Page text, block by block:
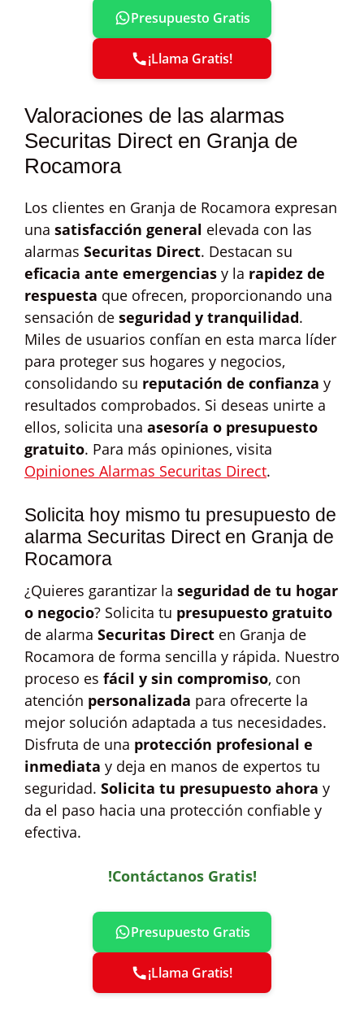
Presupuesto Gratis
¡Llama Gratis!
Valoraciones de las alarmas
Securitas Direct en Granja de
Rocamora
Los clientes en Granja de Rocamora expresan
una satisfacción general elevada con las
alarmas Securitas Direct. Destacan su
eficacia ante emergencias y la rapidez de
respuesta que ofrecen, proporcionando una
sensación de seguridad y tranquilidad.
Miles de usuarios confían en esta marca líder
para proteger sus hogares y negocios,
consolidando su reputación de confianza y
resultados comprobados. Si deseas unirte a
ellos, solicita una asesoría o presupuesto
gratuito. Para más opiniones, visita
Opiniones Alarmas Securitas Direct.
Solicita hoy mismo tu presupuesto de
alarma Securitas Direct en Granja de
Rocamora
¿Quieres garantizar la seguridad de tu hogar
o negocio? Solicita tu presupuesto gratuito
de alarma Securitas Direct en Granja de
Rocamora de forma sencilla y rápida. Nuestro
proceso es fácil y sin compromiso, con
atención personalizada para ofrecerte la
mejor solución adaptada a tus necesidades.
Disfruta de una protección profesional e
inmediata y deja en manos de expertos tu
seguridad. Solicita tu presupuesto ahora y
da el paso hacia una protección confiable y
efectiva.
!Contáctanos Gratis!
Presupuesto Gratis
¡Llama Gratis!